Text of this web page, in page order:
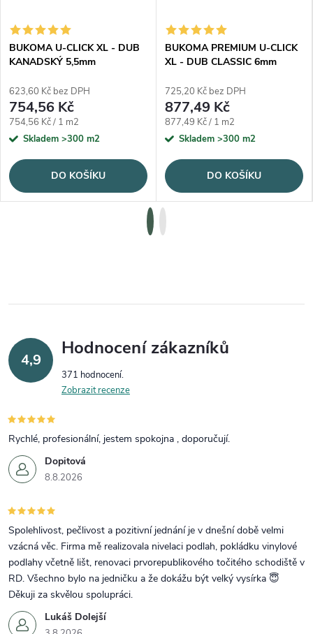
BUKOMA U-CLICK XL - DUB
KANADSKÝ 5,5mm
623,60 Kč bez DPH
754,56 Kč
Měrná cena:
754,56 Kč / 1 m2
Skladem >300 m2
DO KOŠÍKU
BUKOMA PREMIUM U-CLICK
XL - DUB CLASSIC 6mm
725,20 Kč bez DPH
877,49 Kč
Měrná cena:
877,49 Kč / 1 m2
Skladem >300 m2
DO KOŠÍKU
4,9
Hodnocení zákazníků
371 hodnocení
Zobrazit recenze
Dopitová
8.8.2026
Rychlé, profesionální, jestem spokojna , doporučují.
Lukáš Dolejší
Spolehlivost, pečlivost a pozitivní jednání je v dnešní době velmi
vzácná věc. Firma mě realizovala nivelaci podlah, pokládku vinylové
podlahy včetně lišt, renovaci prvorepublikového točitého schodiště v
RD. Všechno bylo na jedničku a že dokážu být velký vysírka 😇
Děkuji za skvělou spolupráci.